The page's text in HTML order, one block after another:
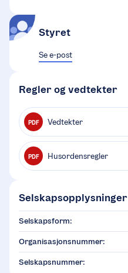
Styret
Se e-post
Regler og vedtekter
PDF Vedtekter
PDF Husordensregler
Selskapsopplysninger
Selskapsform:
Organisasjonsnummer:
Selskapsnummer: